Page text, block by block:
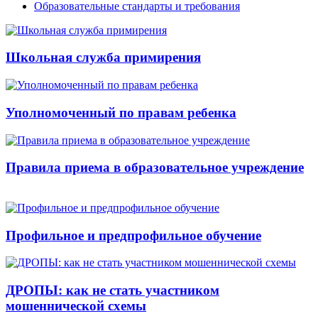
Образовательные стандарты и требования
Школьная служба примирения
Уполномоченный по правам ребенка
Правила приема в образовательное учреждение
Профильное и предпрофильное обучение
ДРОПЫ: как не стать участником
мошеннической схемы